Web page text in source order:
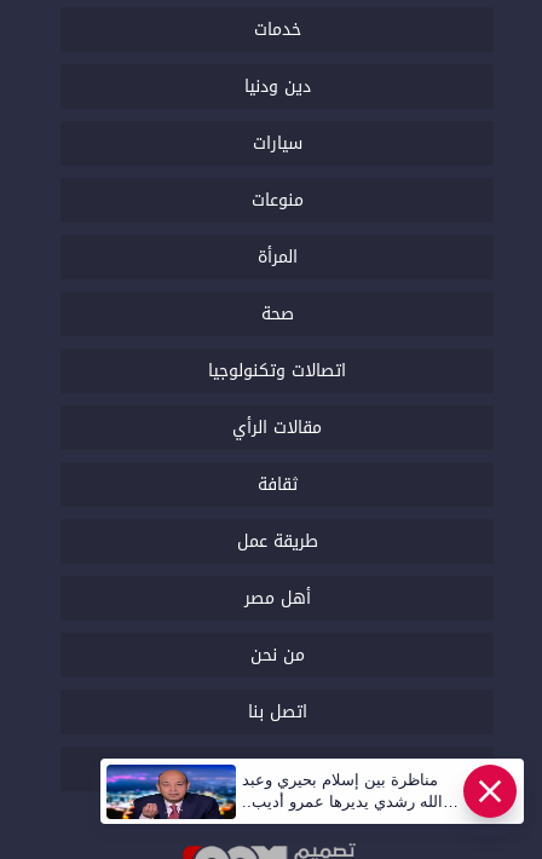
خدمات
دين ودنيا
سيارات
منوعات
المرأة
صحة
اتصالات وتكنولوجيا
مقالات الرأي
ثقافة
طريقة عمل
أهل مصر
من نحن
اتصل بنا
السياسة التحريرية
مناظرة بين إسلام بحيري وعبد
الله رشدي يديرها عمرو أديب..
قريبا | أهل مصر